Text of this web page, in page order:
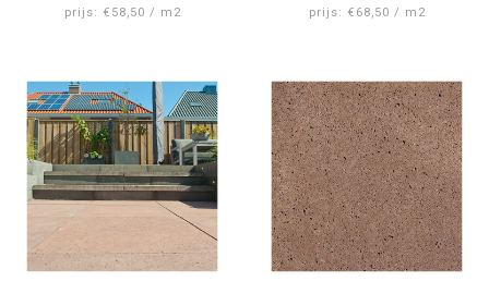
Naast Schellevis roodbruin heeft Reijmer Sierbestrating
een ruim assortimentterras- en straatstenenaltijd voor
een scherpe prijs.
prijs: €58,50 / m2 prijs: €68,50 / m2